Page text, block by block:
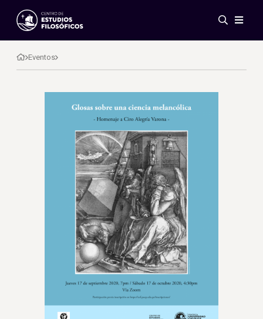
Eventos
Novedades
Investigación
Redes
Publicaciones
Acerca de nosotros
Eventos